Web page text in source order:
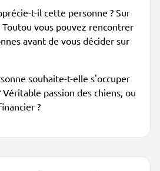
t-il cette personne ? Sur
vous pouvez rencontrer
avant de vous décider sur
souhaite-t-elle s'occuper
passion des chiens, ou
?